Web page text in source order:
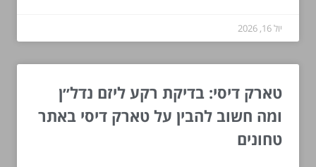
יול 16, 2026
טארק דיסי: בדיקת רקע ליזם נדל״ן
ומה חשוב להבין על טארק דיסי באתר
טחונים